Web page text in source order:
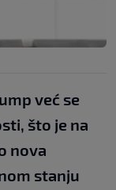
već se
što je na
nova
stanju